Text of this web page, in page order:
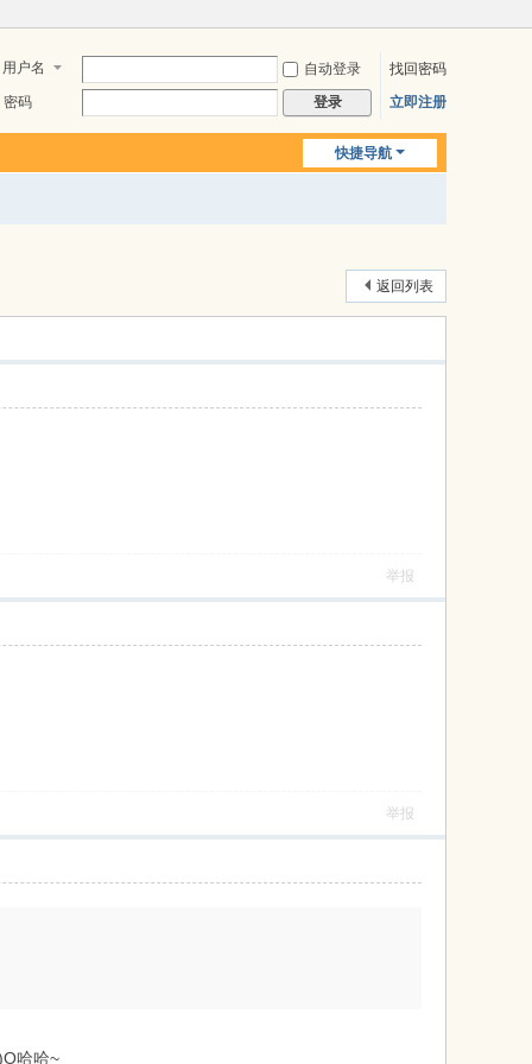
用户名 自动登录
找回密码
密码
登录 立即注册
快捷导航
返回列表
举报
举报
哈哈~